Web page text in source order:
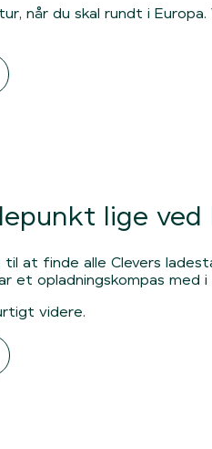
når du skal rundt i
lige ved
til at finde alle Clevers
et opladningskompas
videre.